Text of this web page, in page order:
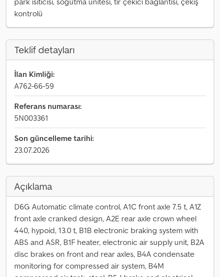
kontrolü
Teklif detayları
İlan Kimliği:
A762-66-59
Referans numarası:
5N003361
Son güncelleme tarihi:
23.07.2026
Açıklama
D6G Automatic climate control, A1C front axle 7.5 t, A1Z
front axle cranked design, A2E rear axle crown wheel
440, hypoid, 13.0 t, B1B electronic braking system with
ABS and ASR, B1F heater, electronic air supply unit, B2A
disc brakes on front and rear axles, B4A condensate
monitoring for compressed air system, B4M